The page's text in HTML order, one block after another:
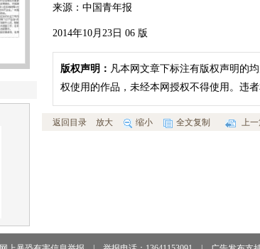
来源：中国青年报
2014年10月23日 06 版
版权声明： 凡本网文章下标注有版权声明的
权使用的作品，未经本网授权不得使用。违
返回目录 放大 缩小 全文复制 上一